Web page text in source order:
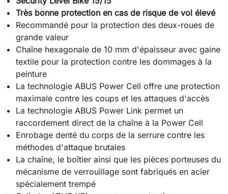
Très bonne protection en cas de risque de vol élevé
Recommandé pour la protection des deux-roues de
grande valeur
Chaîne hexagonale de 10 mm d'épaisseur avec gaine
textile pour la protection contre les dommages à la
peinture
La technologie ABUS Power Cell offre une protection
maximale contre les coups et les attaques d'accès
La technologie ABUS Power Link permet un
raccordement direct de la chaîne à la Power Cell
Enrobage denté du corps de la serrure contre les
méthodes d'attaque brutales
La chaîne, le boîtier ainsi que les pièces porteuses du
mécanisme de verrouillage sont fabriqués en acier
spécialement trempé